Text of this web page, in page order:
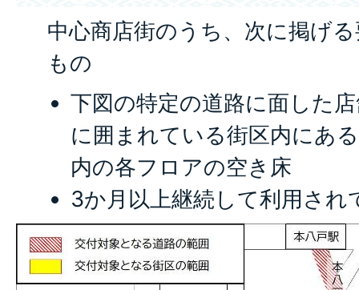
中心商店街のうち、次に掲げ
もの
下図の特定の道路に面した
に囲まれている街区内にあ
内の各フロアの空き床
3か月以上継続して利用され